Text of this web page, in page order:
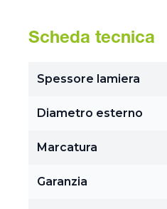
Scheda tecnica
Spessore lamiera
Diametro esterno
Marcatura
Garanzia